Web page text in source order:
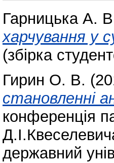
Гарницька А.
харчування у
(збірка
Гирин О. В.
становленні
конференція
державний